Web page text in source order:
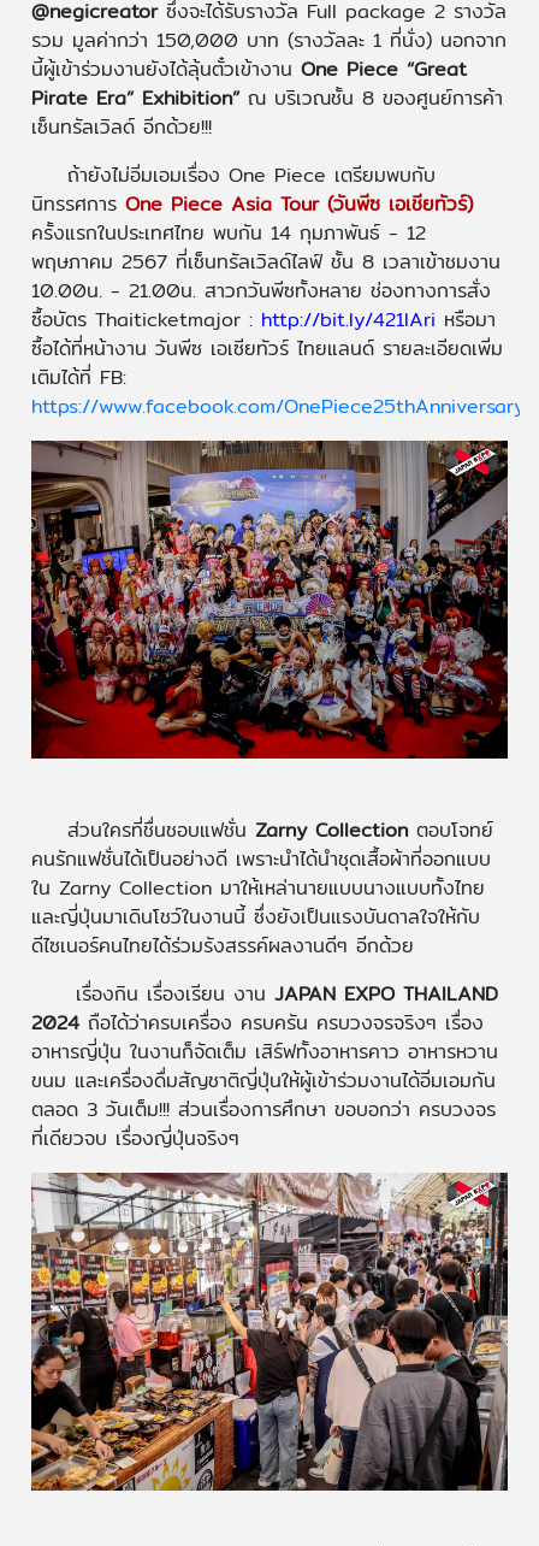
@negicreatorซึ่งจะได้รับรางวัล Full package 2 รางวัล
รวม มูลค่ากว่า 150,000 บาท (รางวัลละ 1 ที่นั่ง) นอกจาก
นี้ผู้เข้าร่วมงานยังได้ลุ้นตั๋วเข้างาน One Piece “Great
Pirate Era” Exhibition”ณ บริเวณชั้น 8 ของศูนย์การค้า
เซ็นทรัลเวิลด์ อีกด้วย!!!
ถ้ายังไม่อิ่มเอมเรื่อง One Piece เตรียมพบกับ
นิทรรศการ One Piece Asia Tour (วันพีซ เอเชียทัวร์)
ครั้งแรกในประเทศไทย พบกัน 14 กุมภาพันธ์ - 12
พฤษภาคม 2567 ที่เซ็นทรัลเวิลด์ไลฟ์ ชั้น 8 เวลาเข้าชมงาน
10.00น. - 21.00น. สาวกวันพีซทั้งหลาย ช่องทางการสั่ง
ซื้อบัตร Thaiticketmajor : http://bit.ly/421IAri หรือมา
ซื้อได้ที่หน้างาน วันพีซ เอเซียทัวร์ ไทยแลนด์ รายละเอียดเพิ่ม
เติมได้ที่ FB:
https://www.facebook.com/
ส่วนใครที่ชื่นชอบแฟชั่น Zarny Collection ตอบโจทย์
คนรักแฟชั่นได้เป็นอย่างดี เพราะนำได้นำชุดเสื้อผ้าที่ออกแบบ
ใน Zarny Collection มาให้เหล่านายแบบนางแบบทั้งไทย
และญี่ปุ่นมาเดินโชว์ในงานนี้ ซึ่งยังเป็นแรงบันดาลใจให้กับ
ดีไซเนอร์คนไทยได้ร่วมรังสรรค์ผลงานดีๆ อีกด้วย
เรื่องกิน เรื่องเรียน งาน JAPAN EXPO THAILAND
2024 ถือได้ว่าครบเครื่อง ครบครัน ครบวงจรจริงๆ เรื่อง
อาหารญี่ปุ่น ในงานก็จัดเต็ม เสิร์ฟทั้งอาหารคาว อาหารหวาน
ขนม และเครื่องดื่มสัญชาติญี่ปุ่นให้ผู้เข้าร่วมงานได้อิ่มเอมกัน
ตลอด 3 วันเต็ม!!! ส่วนเรื่องการศึกษา ขอบอกว่า ครบวงจร
ที่เดียวจบ เรื่องญี่ปุ่นจริงๆ